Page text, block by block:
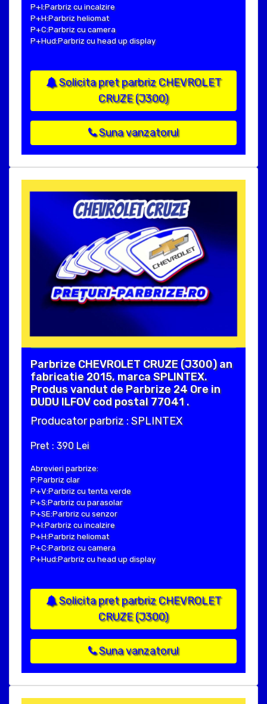
P+I:Parbriz cu incalzire
P+H:Parbriz heliomat
P+C:Parbriz cu camera
P+Hud:Parbriz cu head up display
Solicita pret parbriz CHEVROLET
CRUZE (J300)
Suna vanzatorul
Parbrize CHEVROLET CRUZE (J300) an
fabricatie 2015, marca SPLINTEX.
Produs vandut de Parbrize 24 Ore in
DUDU ILFOV cod postal 77041 .
Producator parbriz : SPLINTEX
Pret : 390 Lei
Abrevieri parbrize:
P:Parbriz clar
P+V:Parbriz cu tenta verde
P+S:Parbriz cu parasolar
P+SE:Parbriz cu senzor
P+I:Parbriz cu incalzire
P+H:Parbriz heliomat
P+C:Parbriz cu camera
P+Hud:Parbriz cu head up display
Solicita pret parbriz CHEVROLET
CRUZE (J300)
Suna vanzatorul